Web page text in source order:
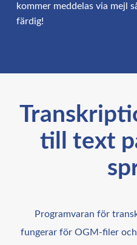
kommer meddelas via mejl
färdig!
till text
Programvaran för
fungerar för OGM-filer